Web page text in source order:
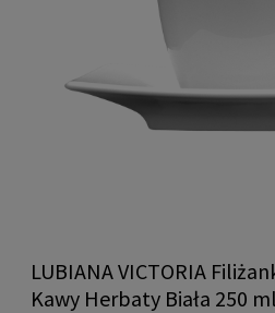
LUBIANA VICTORIA
Kawy Herbaty Biała 250